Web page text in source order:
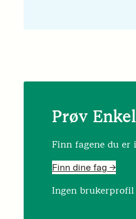
Prøv
Finn fagene du er
Finn dine fag ->
Ingen brukerprofil